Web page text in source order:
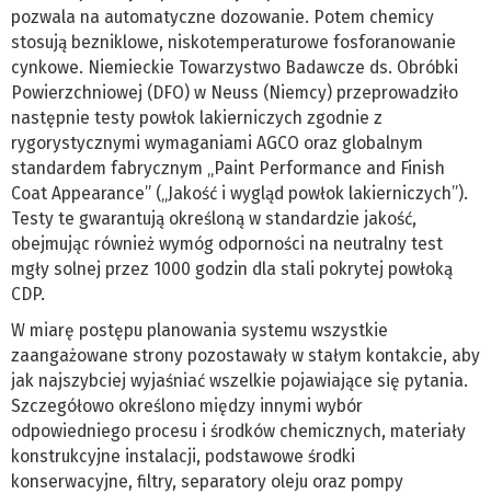
pozwala na automatyczne dozowanie. Potem chemicy
stosują bezniklowe, niskotemperaturowe fosforanowanie
cynkowe. Niemieckie Towarzystwo Badawcze ds. Obróbki
Powierzchniowej (DFO) w Neuss (Niemcy) przeprowadziło
następnie testy powłok lakierniczych zgodnie z
rygorystycznymi wymaganiami AGCO oraz globalnym
standardem fabrycznym „Paint Performance and Finish
Coat Appearance” („Jakość i wygląd powłok lakierniczych”).
Testy te gwarantują określoną w standardzie jakość,
obejmując również wymóg odporności na neutralny test
mgły solnej przez 1000 godzin dla stali pokrytej powłoką
CDP.
W miarę postępu planowania systemu wszystkie
zaangażowane strony pozostawały w stałym kontakcie, aby
jak najszybciej wyjaśniać wszelkie pojawiające się pytania.
Szczegółowo określono między innymi wybór
odpowiedniego procesu i środków chemicznych, materiały
konstrukcyjne instalacji, podstawowe środki
konserwacyjne, filtry, separatory oleju oraz pompy